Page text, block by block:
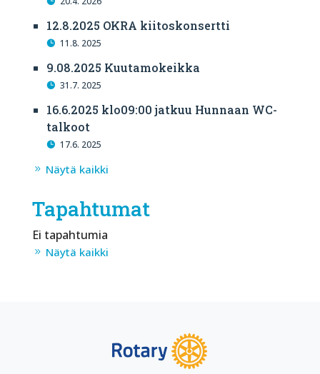
12.8.2025 OKRA kiitoskonsertti
11.8. 2025
9.08.2025 Kuutamokeikka
31.7. 2025
16.6.2025 klo09:00 jatkuu Hunnaan WC-
talkoot
17.6. 2025
Näytä kaikki
Tapahtumat
Ei tapahtumia
Näytä kaikki